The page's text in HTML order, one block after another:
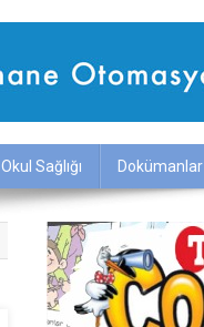
Okul Sağlığı Dokümanlar